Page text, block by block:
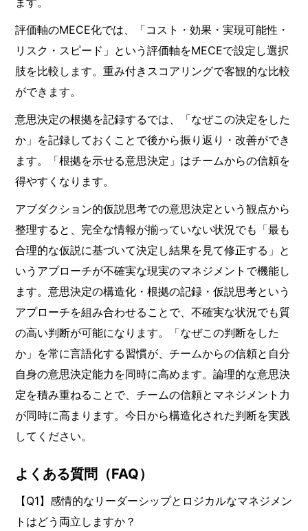
評価軸のMECE化では、「コスト・効果・実現可能性・
リスク・スピード」という評価軸をMECEで設定し選択
肢を比較します。重み付きスコアリングで客観的な比較
ができます。
意思決定の根拠を記録するでは、「なぜこの決定をした
か」を記録しておくことで後から振り返り・改善ができ
ます。「根拠を示せる意思決定」はチームからの信頼を
得やすくなります。
アブダクション的仮説思考での意思決定という観点から
整理すると、完全な情報が揃っていない状況でも「最も
合理的な仮説に基づいて決定し結果を見て修正する」と
いうアプローチが不確実な現実のマネジメントで機能し
ます。意思決定の構造化・根拠の記録・仮説思考という
アプローチを組み合わせることで、不確実な状況でも質
の高い判断が可能になります。「なぜこの判断をした
か」を常に言語化する習慣が、チームからの信頼と自分
自身の意思決定能力を同時に高めます。論理的な意思決
定を積み重ねることで、チームの信頼とマネジメント力
が同時に高まります。今日から構造化された判断を実践
してください。
よくある質問（FAQ）
【Q1】感情的なリーダーシップとロジカルなマネジメン
トはどう両立しますか？